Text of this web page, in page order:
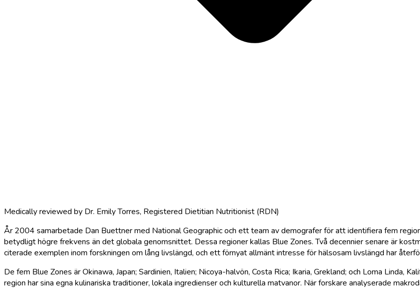
Medically reviewed by Dr. Emily Torres, Registered Dietitian Nutritionist (RDN)
År 2004 samarbetade Dan Buettner med National Geographic och ett team av demografer för att identifiera fem
betydligt högre frekvens än det globala genomsnittet. Dessa regioner kallas Blue Zones. Två decennier senare är
citerade exemplen inom forskningen om lång livslängd, och ett förnyat allmänt intresse för hälsosam livslängd har
De fem Blue Zones är Okinawa, Japan; Sardinien, Italien; Nicoya-halvön, Costa Rica; Ikaria, Grekland; och Loma Linda,
region har sina egna kulinariska traditioner, lokala ingredienser och kulturella matvanor. När forskare analyserade